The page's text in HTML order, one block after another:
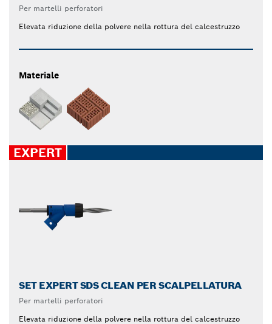
Per martelli perforatori
Elevata riduzione della polvere nella rottura del calcestruzzo
Materiale
EXPERT
SET EXPERT SDS CLEAN PER SCALPELLATURA
Per martelli perforatori
Elevata riduzione della polvere nella rottura del calcestruzzo